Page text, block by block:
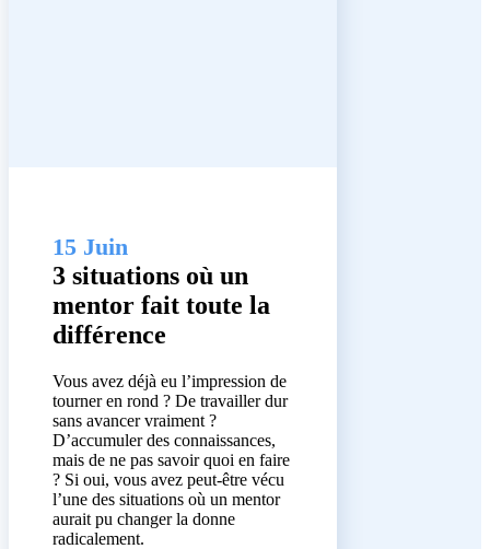
15 Juin
3 situations où un
mentor fait toute la
différence
Vous avez déjà eu l’impression de
tourner en rond ? De travailler dur
sans avancer vraiment ?
D’accumuler des connaissances,
mais de ne pas savoir quoi en faire
? Si oui, vous avez peut-être vécu
l’une des situations où un mentor
aurait pu changer la donne
radicalement.